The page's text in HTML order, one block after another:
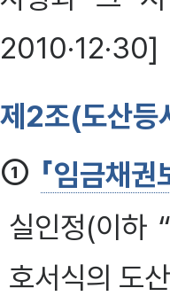
2010·12·30]
제2조(도산등
① 「임금채권
실인정(이하
호서식의 도